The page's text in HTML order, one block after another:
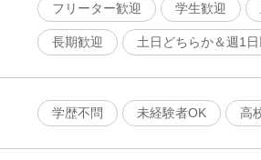
フリーター歓迎
学生歓迎
長期歓迎 土日どちらか＆週1
学歴不問
未経験者OK 高